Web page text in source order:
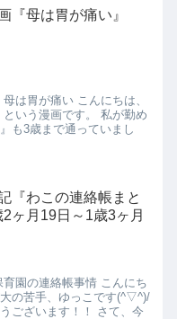
『母は胃が痛い』
は胃が痛い こんにちは、
いう漫画です。 私が勤め
も3歳まで通っていまし
『わこの連絡帳まと
ヶ月19日～1歳3ヶ月
園の連絡帳事情 こんにち
の苦手、ゆっこです(^▽^)/
ございます！！ さて、今